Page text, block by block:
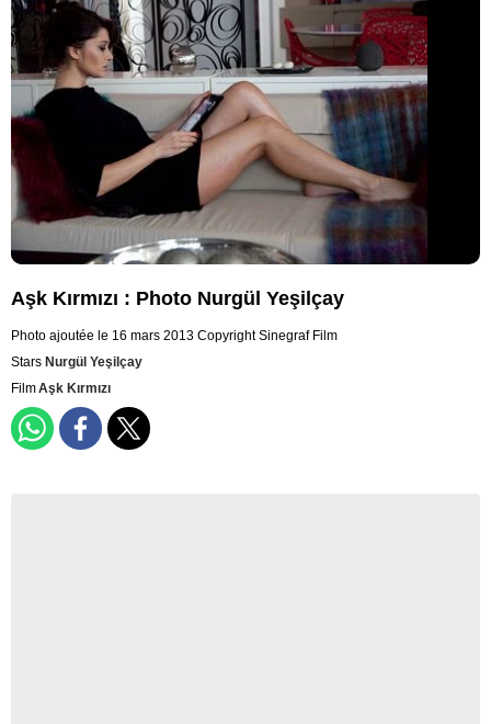
Aşk Kırmızı : Photo Nurgül Yeşilçay
Photo ajoutée le 16 mars 2013 Copyright Sinegraf Film
Stars Nurgül Yeşilçay
FilmAşk Kırmızı